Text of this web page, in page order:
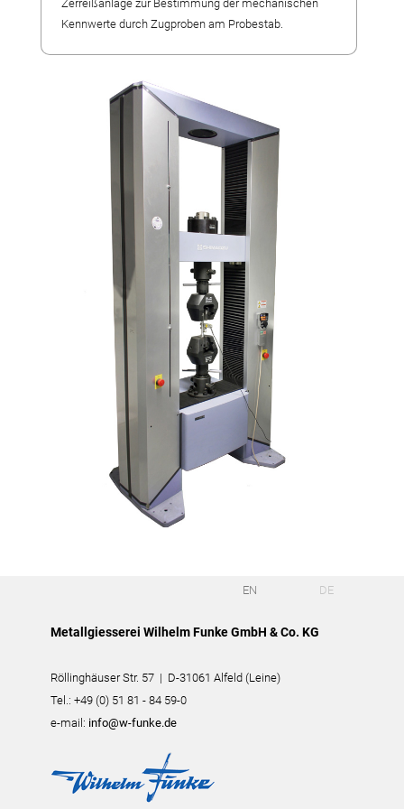
Reverse Engineering
Qualitätsmanagement
Eigene Produkte
Laserschweißen
Referenzteile
Stellenangebote
Wir bilden aus
Messetermine
Zerreißanlage zur Bestimmung der mechanischen
Kennwerte durch Zugproben am Probestab.
EN DE
Metallgiesserei Wilhelm Funke GmbH & Co. KG
Röllinghäuser Str. 57 | D-31061 Alfeld (Leine)
Tel.: +49 (0) 51 81 - 84 59-0
e-mail: info@w-funke.de